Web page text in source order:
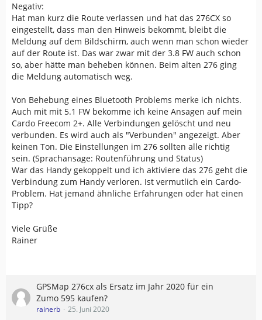
Negativ:
Hat man kurz die Route verlassen und hat das 276CX so
eingestellt, dass man den Hinweis bekommt, bleibt die
Meldung auf dem Bildschirm, auch wenn man schon wieder
auf der Route ist. Das war zwar mit der 3.8 FW auch schon
so, aber hätte man beheben können. Beim alten 276 ging
die Meldung automatisch weg.
Von Behebung eines Bluetooth Problems merke ich nichts.
Auch mit mit 5.1 FW bekomme ich keine Ansagen auf mein
Cardo Freecom 2+. Alle Verbindungen gelöscht und neu
verbunden. Es wird auch als "Verbunden" angezeigt. Aber
keinen Ton. Die Einstellungen im 276 sollten alle richtig
sein. (Sprachansage: Routenführung und Status)
War das Handy gekoppelt und ich aktiviere das 276 geht die
Verbindung zum Handy verloren. Ist vermutlich ein Cardo-
Problem. Hat jemand ähnliche Erfahrungen oder hat einen
Tipp?
Viele Grüße
Rainer
GPSMap 276cx als Ersatz im Jahr 2020 für ein
Zumo 595 kaufen?
rainerb 25. Juni 2020